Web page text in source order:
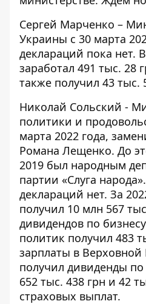
Сергей Марченко –
Украины с 30 марта
деклараций пока нет.
заработал 491 тыс. 28
также получил 43 тыс.
Николай Сольский -
политики и
марта 2022 года,
Романа Лещенко. До
2019 был народным
партии «Слуга
деклараций нет. За
получил 10 млн 567
дивидендов по
политик получил 483
зарплаты в Верховной
получил дивиденды
652 тыс. 438 грн и 42
страховых выплат.